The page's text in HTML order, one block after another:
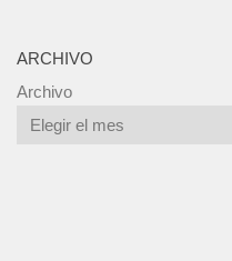
ARCHIVO
Archivo